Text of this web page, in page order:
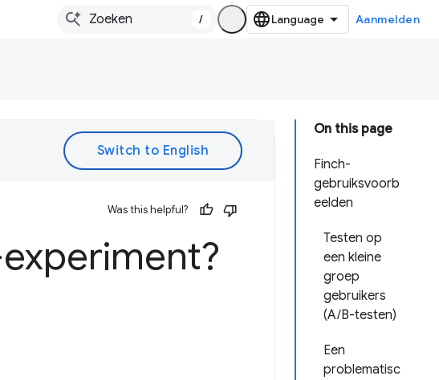
/ Aanmelden
On this page
Finch-
gebruiksvoorb
eelden
Testen op
een kleine
groep
gebruikers
(A/B-testen)
Een
problematisc
Was this helpful?